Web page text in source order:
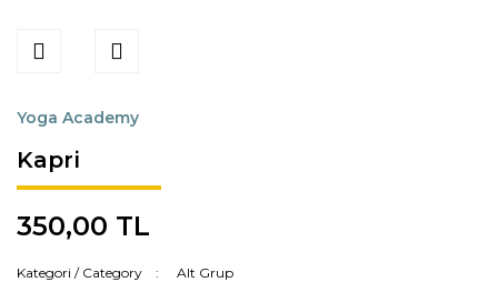
Yoga Academy
Kapri
350,00 TL
Kategori / Category
Alt Grup